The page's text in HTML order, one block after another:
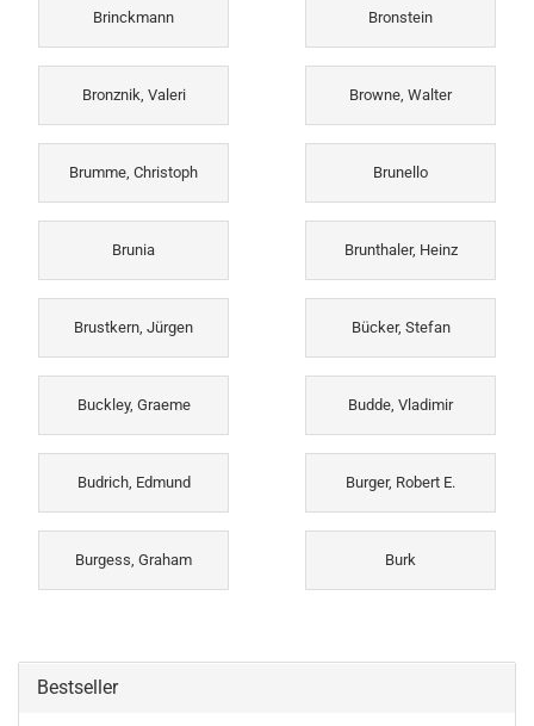
Brinckmann Bronstein
Bronznik, Valeri Browne, Walter
Brumme, Christoph Brunello
Brunia Brunthaler, Heinz
Brustkern, Jürgen Bücker, Stefan
Buckley, Graeme Budde, Vladimir
Budrich, Edmund Burger, Robert E.
Burgess, Graham Burk
Bestseller